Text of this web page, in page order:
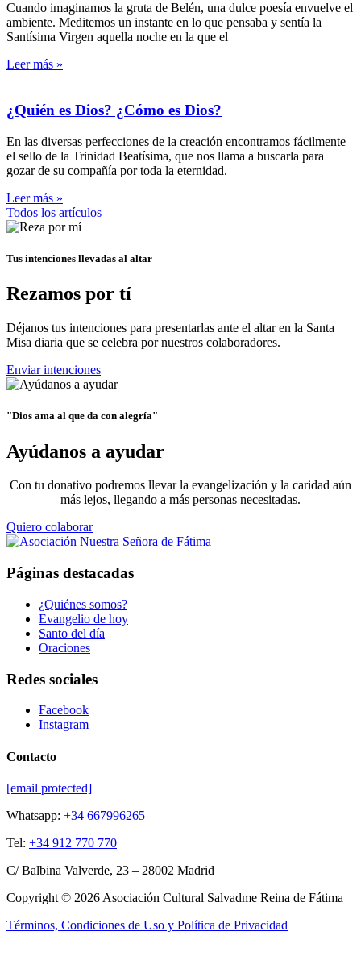
Cuando imaginamos la gruta de Belén, una dulce poesía envuelve el
ambiente. Meditemos un instante en lo que pensaba y sentía la
Santísima Virgen aquella noche en la que el
Leer más »
¿Quién es Dios? ¿Cómo es Dios?
En las diversas perfecciones de la creación encontramos fácilmente
el sello de la Trinidad Beatísima, que nos llama a buscarla para
gozar de su compañía por toda la eternidad.
Leer más »
Todos los artículos
Tus intenciones llevadas al altar
Rezamos por tí
Déjanos tus intenciones para presentarlas ante el altar en la Santa
Misa diaria que se celebra por nuestros colaboradores.
Enviar intenciones
"Dios ama al que da con alegría"
Ayúdanos a ayudar
Con tu donativo podremos llevar la evangelización y la caridad aún
más lejos, llegando a más personas necesitadas.
Quiero colaborar
Páginas destacadas
¿Quiénes somos?
Evangelio de hoy
Santo del día
Oraciones
Redes sociales
Facebook
Instagram
Contacto
[email protected]
Whatsapp: +34 667996265
Tel: +34 912 770 770
C/ Balbina Valverde, 23 – 28002 Madrid
Copyright © 2026 Asociación Cultural Salvadme Reina de Fátima
Términos, Condiciones de Uso y Política de Privacidad